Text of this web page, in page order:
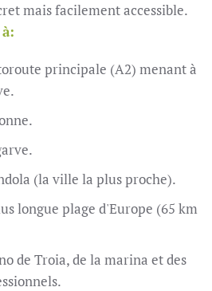
mais facilement accessible.
principale (A2) menant à
(la ville la plus proche).
longue plage d'Europe (65 km
de Troia, de la marina et des